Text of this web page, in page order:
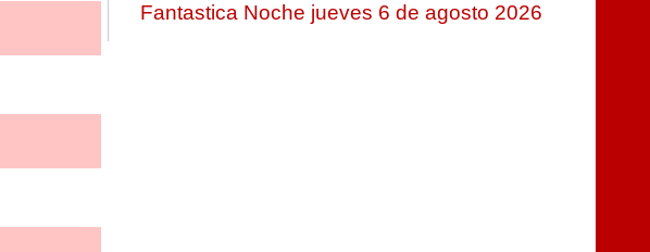
Fantastica Noche jueves 6 de agosto 2026